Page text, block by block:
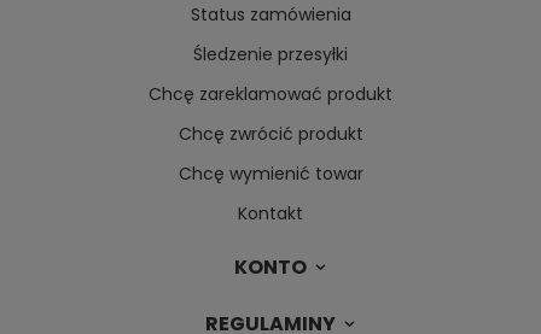
Status zamówienia
Śledzenie przesyłki
Chcę zareklamować produkt
Chcę zwrócić produkt
Chcę wymienić towar
Kontakt
KONTO
REGULAMINY